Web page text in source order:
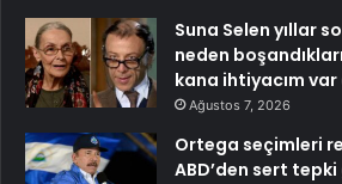
Suna Selen yıllar
neden
kana ihtiyacım var
Ağustos 7, 2026
Ortega seçimleri
ABD’den sert